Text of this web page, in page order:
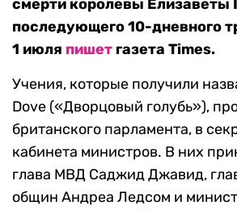
смерти королевы Елизаветы
последующего 10-дневного
1 июля пишет газета Times.
Учения, которые получили
Dove («Дворцовый голубь»),
британского парламента, в
кабинета министров. В них
глава МВД Саджид Джавид,
общин Андреа Ледсом и